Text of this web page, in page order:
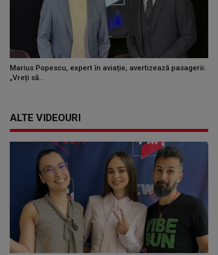
Marius Popescu, expert în aviație, avertizează pasagerii:
„Vreți să...
ALTE VIDEOURI